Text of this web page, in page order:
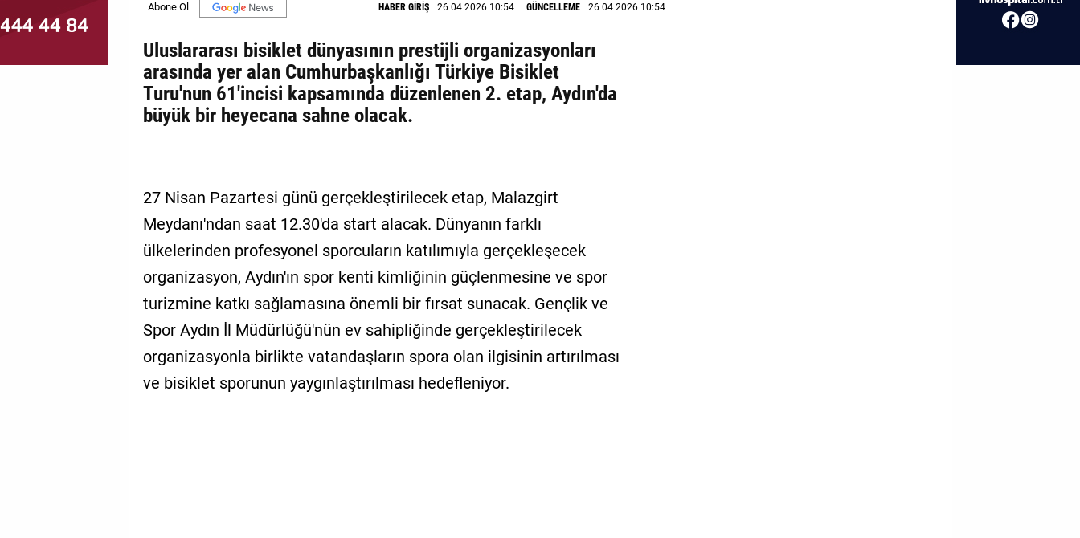
Künye
İletişim
HABER GİRİŞ 26 04 2026 10:54 GÜNCELLEME 26 04 2026 10:54
Uluslararası bisiklet dünyasının prestijli organizasyonları
arasında yer alan Cumhurbaşkanlığı Türkiye Bisiklet
Turu'nun 61'incisi kapsamında düzenlenen 2. etap, Aydın'da
büyük bir heyecana sahne olacak.
27 Nisan Pazartesi günü gerçekleştirilecek etap, Malazgirt
Meydanı'ndan saat 12.30'da start alacak. Dünyanın farklı
ülkelerinden profesyonel sporcuların katılımıyla gerçekleşecek
organizasyon, Aydın'ın spor kenti kimliğinin güçlenmesine ve spor
turizmine katkı sağlamasına önemli bir fırsat sunacak. Gençlik ve
Spor Aydın İl Müdürlüğü'nün ev sahipliğinde gerçekleştirilecek
organizasyonla birlikte vatandaşların spora olan ilgisinin artırılması
ve bisiklet sporunun yaygınlaştırılması hedefleniyor.